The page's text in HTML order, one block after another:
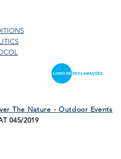
The Nature - Outdoor Events
045/2019